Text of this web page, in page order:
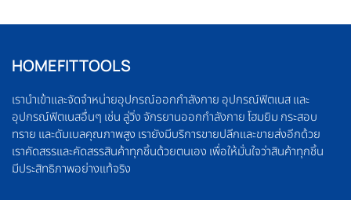
HOMEFITTOOLS
เรานำเข้าและจัดจำหน่ายอุปกรณ์ออกกำลังกาย อุปกรณ์ฟิตเนส และ
อุปกรณ์ฟิตเนสอื่นๆ เช่น ลู่วิ่ง จักรยานออกกำลังกาย โฮมยิม กระสอบ
ทราย และดัมเบลคุณภาพสูง เรายังมีบริการขายปลีกและขายส่งอีกด้วย
เราคัดสรรและคัดสรรสินค้าทุกชิ้นด้วยตนเอง เพื่อให้มั่นใจว่าสินค้าทุกชิ้น
มีประสิทธิภาพอย่างแท้จริง